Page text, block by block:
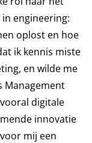
engineering:
oplost en hoe
ik kennis miste
en wilde me
Management
digitale
innovatie
mij een